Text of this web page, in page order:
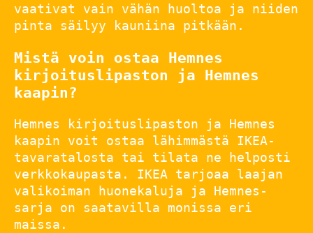
vaativat vain vähän huoltoa ja niiden
pinta säilyy kauniina pitkään.
Mistä voin ostaa Hemnes
kirjoituslipaston ja Hemnes
kaapin?
Hemnes kirjoituslipaston ja Hemnes
kaapin voit ostaa lähimmästä IKEA-
tavaratalosta tai tilata ne helposti
verkkokaupasta. IKEA tarjoaa laajan
valikoiman huonekaluja ja Hemnes-
sarja on saatavilla monissa eri
maissa.